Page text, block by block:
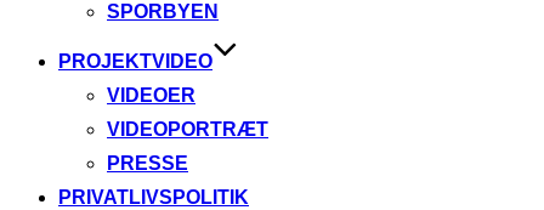
SPORBYEN
PROJEKTVIDEO
VIDEOER
VIDEOPORTRÆT
PRESSE
PRIVATLIVSPOLITIK